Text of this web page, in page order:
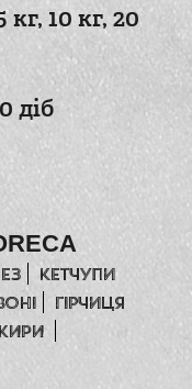
кг, 10 кг, 20
діб
Кетчупи
гірчиця